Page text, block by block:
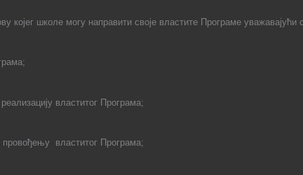
којег школeмогу направити своје властите Програме
властитог Програма;
властитог Програма;